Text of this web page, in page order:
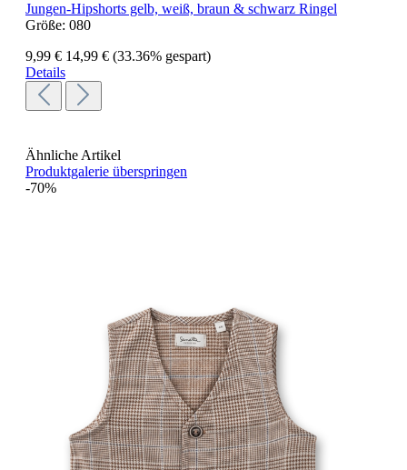
Jungen-Hipshorts gelb, weiß, braun & schwarz Ringel
Größe: 080
9,99 € 14,99 € (33.36% gespart)
Details
Ähnliche Artikel
Produktgalerie überspringen
-70%